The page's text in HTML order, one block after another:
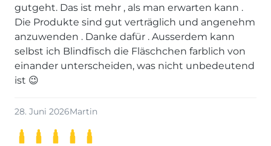
gutgeht. Das ist mehr , als man erwarten kann .
Die Produkte sind gut verträglich und angenehm
anzuwenden . Danke dafür . Ausserdem kann
selbst ich Blindfisch die Fläschchen farblich von
einander unterscheiden, was nicht unbedeutend
ist 😉
28. Juni 2026Martin